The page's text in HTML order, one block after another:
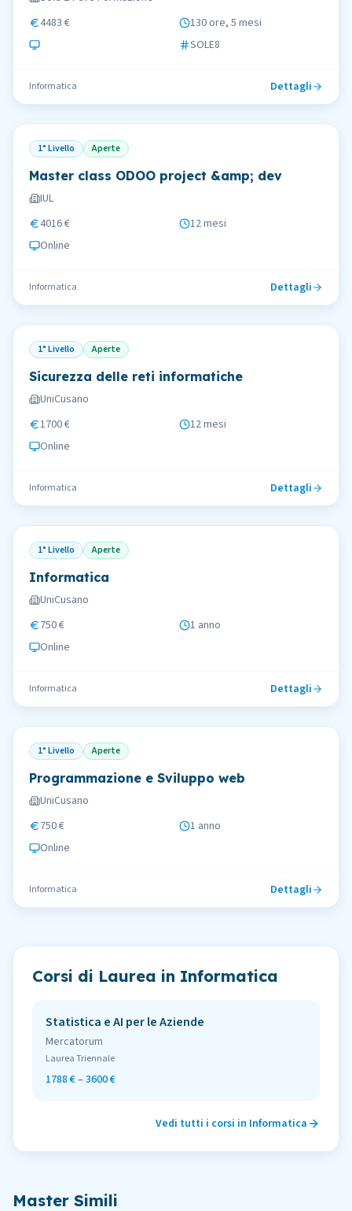
4483 €
130 ore, 5 mesi
SOLE8
Informatica Dettagli
1° Livello Aperte
Master class ODOO project &amp; dev
IUL
4016 €
12 mesi
Online
Informatica Dettagli
1° Livello Aperte
Sicurezza delle reti informatiche
UniCusano
1700 €
12 mesi
Online
Informatica Dettagli
1° Livello Aperte
Informatica
UniCusano
750 €
1 anno
Online
Informatica Dettagli
1° Livello Aperte
Programmazione e Sviluppo web
UniCusano
750 €
1 anno
Online
Informatica Dettagli
Corsi di Laurea in Informatica
Statistica e AI per le Aziende
Mercatorum
Laurea Triennale
1788 € – 3600 €
Vedi tutti i corsi in Informatica
Master Simili